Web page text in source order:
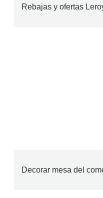
Rebajas y ofertas
Decorar mesa del